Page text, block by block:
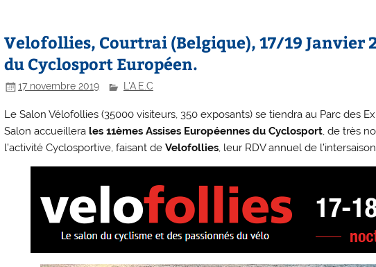
Velofollies, Courtrai (Belgique), 17/19 Janvier
du Cyclosport Européen.
17 novembre 2019 L'A.E.C
Le Salon Vélofollies (35000 visiteurs, 350 exposants) se tiendra au Parc des
Salon accueillera les 11èmes Assises Européennes du Cyclosport, de très
l’activité Cyclosportive, faisant deVelofollies, leur RDV annuel de